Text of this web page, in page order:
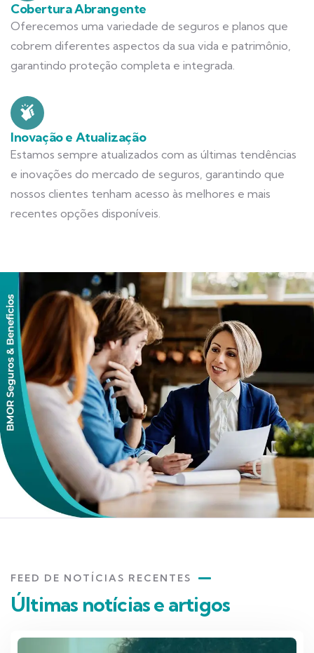
Cobertura Abrangente
Oferecemos uma variedade de seguros e planos que
cobrem diferentes aspectos da sua vida e patrimônio,
garantindo proteção completa e integrada.
Inovação e Atualização
Estamos sempre atualizados com as últimas tendências
e inovações do mercado de seguros, garantindo que
nossos clientes tenham acesso às melhores e mais
recentes opções disponíveis.
FEED DE NOTÍCIAS RECENTES
Últimas notícias e artigos